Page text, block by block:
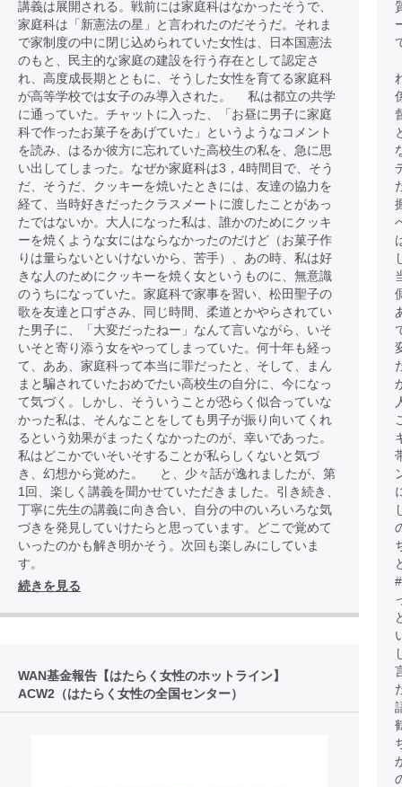
講義は展開される。戦前には家庭科はなかったそうで、
家庭科は「新憲法の星」と言われたのだそうだ。それま
で家制度の中に閉じ込められていた女性は、日本国憲法
のもと、民主的な家庭の建設を行う存在として認定さ
れ、高度成長期とともに、そうした女性を育てる家庭科
が高等学校では女子のみ導入された。 私は都立の共学
に通っていた。チャットに入った、「お昼に男子に家庭
科で作ったお菓子をあげていた」というようなコメント
を読み、はるか彼方に忘れていた高校生の私を、急に思
い出してしまった。なぜか家庭科は3，4時間目で、そう
だ、そうだ、クッキーを焼いたときには、友達の協力を
経て、当時好きだったクラスメートに渡したことがあっ
たではないか。大人になった私は、誰かのためにクッキ
ーを焼くような女にはならなかったのだけど（お菓子作
りは量らないといけないから、苦手）、あの時、私は好
きな人のためにクッキーを焼く女というものに、無意識
のうちになっていた。家庭科で家事を習い、松田聖子の
歌を友達と口ずさみ、同じ時間、柔道とかやらされてい
た男子に、「大変だったねー」なんて言いながら、いそ
いそと寄り添う女をやってしまっていた。何十年も経っ
て、ああ、家庭科って本当に罪だったと、そして、まん
まと騙されていたおめでたい高校生の自分に、今になっ
て気づく。しかし、そういうことが恐らく似合っていな
かった私は、そんなことをしても男子が振り向いてくれ
るという効果がまったくなかったのが、幸いであった。
私はどこかでいそいそすることが私らしくないと気づ
き、幻想から覚めた。 と、少々話が逸れましたが、第
1回、楽しく講義を聞かせていただきました。引き続き、
丁寧に先生の講義に向き合い、自分の中のいろいろな気
づきを発見していけたらと思っています。どこで覚めて
いったのかも解き明かそう。次回も楽しみにしていま
す。
続きを見る
WAN基金報告【はたらく女性のホットライン】
ACW2（はたらく女性の全国センター）